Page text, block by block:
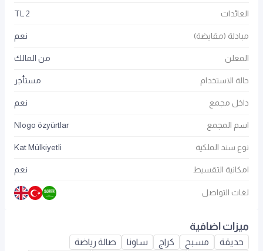
العائدات 2 TL
مبادلة (مقايضة) نعم
المعلن من المالك
حالة الاستخدام مستأجر
داخل مجمع نعم
اسم المجمع Nlogo özyürtlar
نوع سند الملكية Kat Mülkiyetli
امكانية التقسيط نعم
لغات التواصل
ميزات اضافية
حديقة مسبح كراج ساونا
صالة رياضة